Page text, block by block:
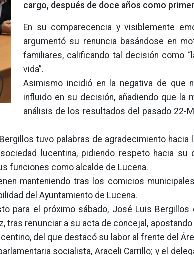
cargo, después de doce años como
En su comparecencia y visiblemente
argumentó su renuncia basándose en
familiares, calificando tal decisión como
vida”.
Asimismo incidió en la negativa de que
influido en su decisión, añadiendo que la
análisis de los resultados del pasado 22-
tuvo palabras de agradecimiento hacia
lucentina, pidiendo respeto hacia su
funciones como alcalde de Lucena.
manteniendo tras los comicios
del Ayuntamiento de Lucena.
para el próximo sábado, José Luis
tras renunciar a su acta de concejal,
del que destacó su labor al frente del
socialista, Araceli Carrillo; y el